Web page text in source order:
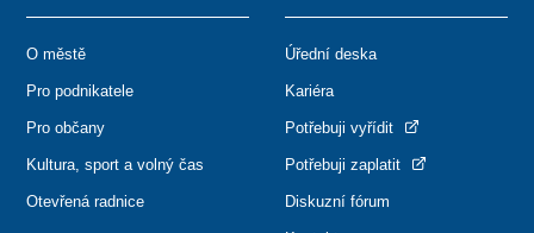
O městě
Pro podnikatele
Pro občany
Kultura, sport a volný čas
Otevřená radnice
Úřední deska
Kariéra
Potřebuji vyřídit
Potřebuji zaplatit
Diskuzní fórum